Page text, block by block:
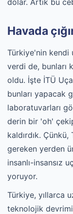
dolar. Artık bu
Havada
Türkiye'nin kendi
verdi de, bunları
oldu. İşte İTÜ
bunları yapacak
laboratuvarları
derin bir 'oh'
kaldırdık.
gereken yerden
insanlı-insansız
yoruyor.
Türkiye, yıllarca
teknolojik